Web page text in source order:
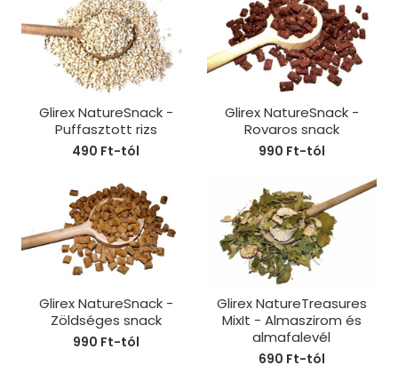
Glirex NatureSnack -
Puffasztott rizs
490 Ft-tól
Glirex NatureSnack -
Rovaros snack
990 Ft-tól
Glirex NatureSnack -
Zöldséges snack
990 Ft-tól
Glirex NatureTreasures
MixIt - Almaszirom és
almafalevél
690 Ft-tól